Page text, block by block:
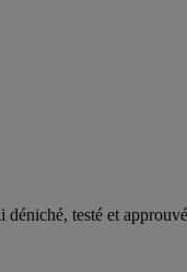
testé et